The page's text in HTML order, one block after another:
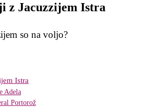
z Jacuzzijem Istra
so na voljo?
Istra
Adela
Portorož